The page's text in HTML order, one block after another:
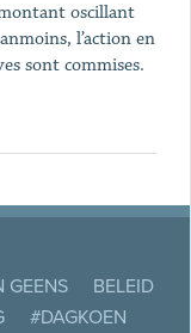
oscillant
l’action en
sont commises.
GEENS
BELEID
#DAGKOEN